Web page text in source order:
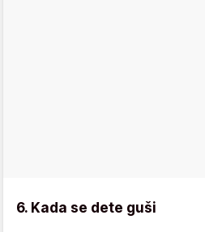
6. Kada se dete guši